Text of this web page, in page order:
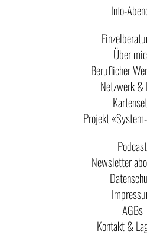
Info-
Über
Beruflicher
Netzwerk &
Projekt
Podcast
Newsletter
AGBs
Kontakt &